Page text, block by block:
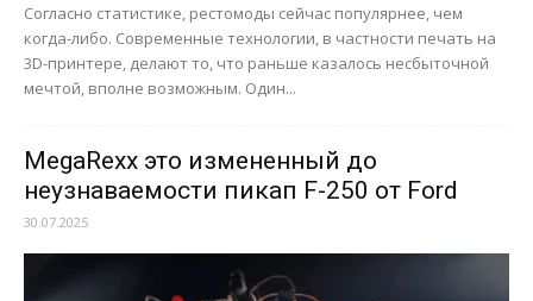
Согласно статистике, рестомоды сейчас популярнее, чем
когда-либо. Современные технологии, в частности печать на
3D-принтере, делают то, что раньше казалось несбыточной
мечтой, вполне возможным. Один...
MegaRexx это измененный до
неузнаваемости пикап F-250 от Ford
30.07.2025